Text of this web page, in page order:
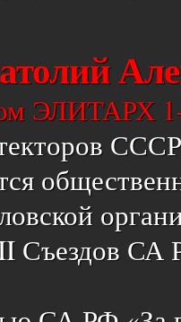
ЭЛИТАРХ
Съездов СА